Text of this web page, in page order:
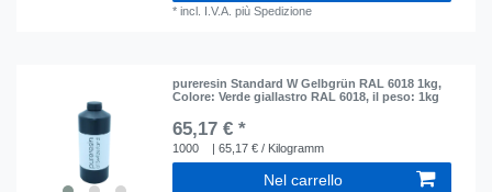
*incl. I.V.A. piùSpedizione
pureresin Standard W Gelbgrün RAL 6018 1kg,
Colore: Verde giallastro RAL 6018, il peso: 1kg
65,17 € *
1000 | 65,17 € / Kilogramm
Nel carrello